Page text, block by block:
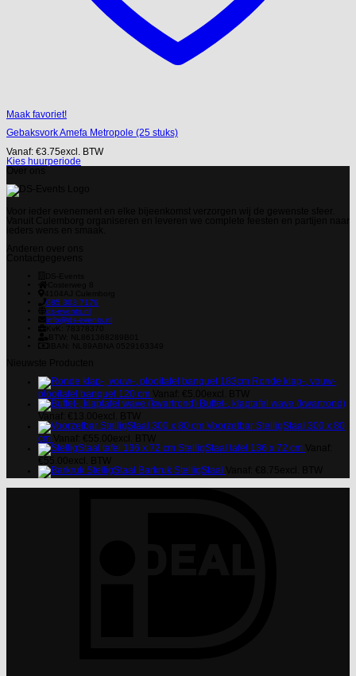
Maak favoriet!
Gebaksvork Amefa Metropole (25 stuks)
Vanaf: €3.75excl. BTW
Kies huurperiode
085 303 7179
ds-events.nl
info@ds-events.nl
Ronde klap-, vouw-,
plooitafel banquet 120 cm
Buffet-, klaptafel wave (kwartrond)
Voorzetbar StelligStaal 300 x 80
cm
StelligStaal tafel 136 x 72 cm
Barkruk StelligStaal